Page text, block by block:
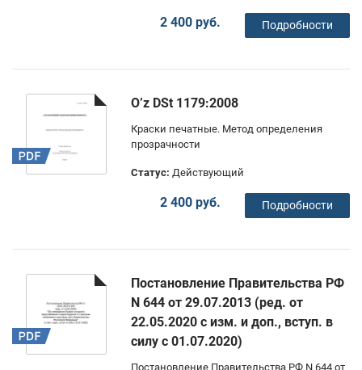
2 400 руб. Подробности
O’z DSt 1179:2008
Краски печатные. Метод определения
прозрачности
Статус: Действующий
2 400 руб. Подробности
Постановление Правительства РФ
N 644 от 29.07.2013 (ред. от
22.05.2020 с изм. и доп., вступ. в
силу с 01.07.2020)
Постановление Правительства РФ N 644 от